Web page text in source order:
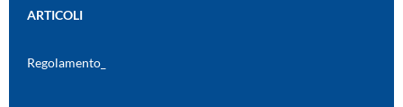
ARTICOLI
Regolamento_